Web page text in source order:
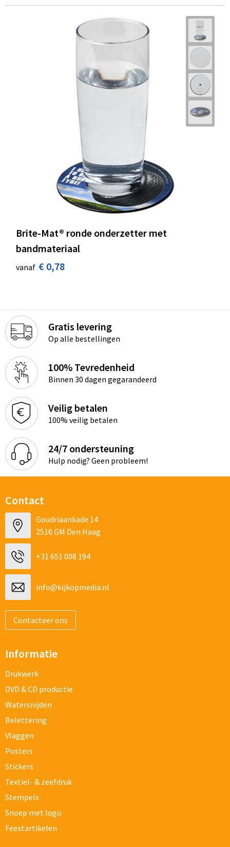
Brite-Mat® ronde onderzetter met
bandmateriaal
vanaf € 0,78
Gratis levering
Op alle bestellingen
100% Tevredenheid
Binnen 30 dagen gegarandeerd
Veilig betalen
100% veilig betalen
24/7 ondersteuning
Hulp nodig? Geen probleem!
Contact
Goudriaankade 14
2516 GM Den Haag
+31 651 008 194
info@kijkopmedia.nl
Contacteer ons
Informatie
Drukwerk
DVD & CD productie
Watersnijden
Belettering
Vlaggen
Posters
Stickers
Textiel- & zeefdruk
Stempels
Snoep met logo
Feestartikelen